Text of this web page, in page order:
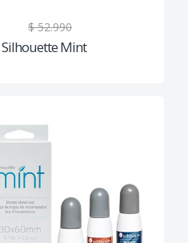
$ 52.990
Silhouette Mint